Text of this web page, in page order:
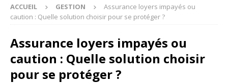
ACCUEIL GESTION
Assurance loyers impayés ou
caution : Quelle solution choisir pour se protéger ?
Assurance loyers impayés ou
caution : Quelle solution choisir
pour se protéger ?